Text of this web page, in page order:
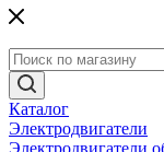
Каталог
Электродвигатели
Электродвигатели